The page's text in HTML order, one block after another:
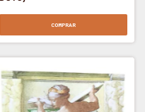
COMPRAR